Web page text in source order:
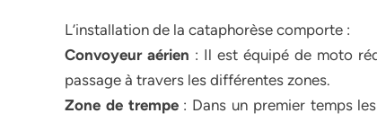
L’installation de la cataphorèse comporte :
Convoyeur aérien : Il est équipé de moto
passage à travers les différentes zones.
Zone de trempe: Dans un premier temps